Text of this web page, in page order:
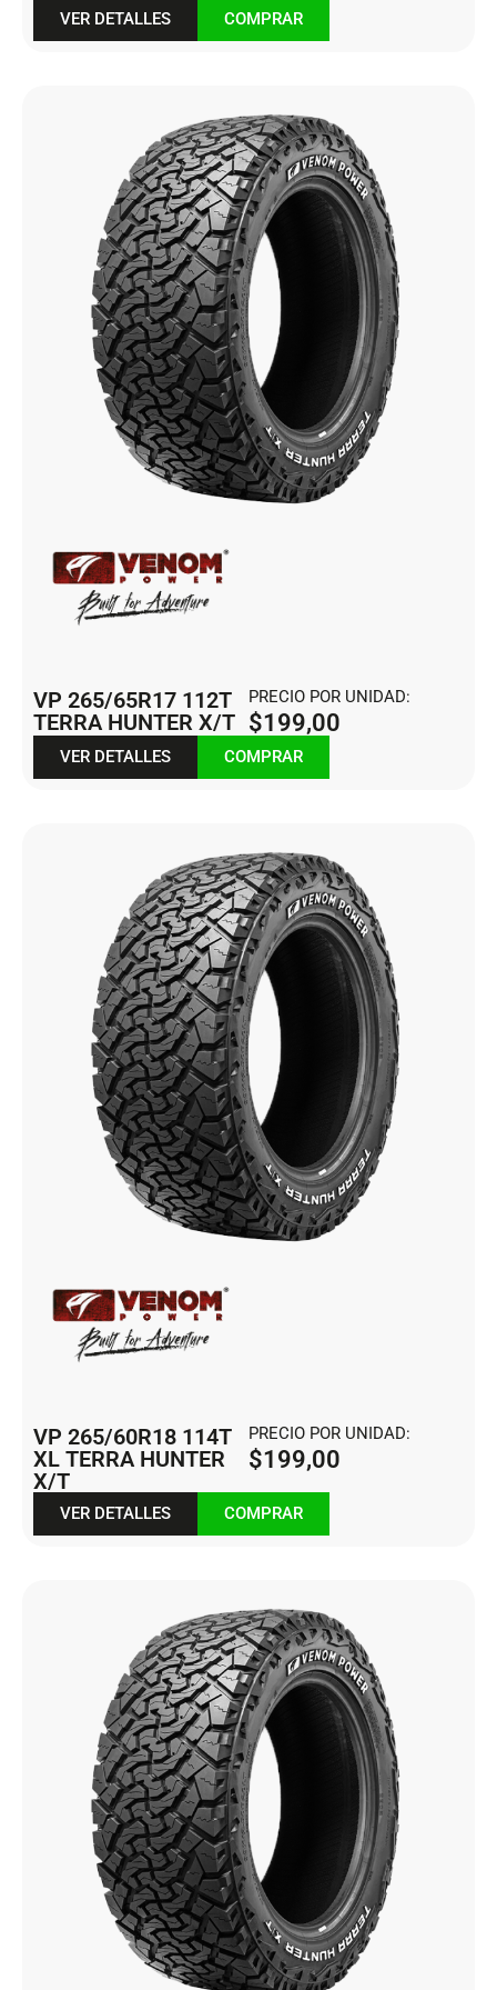
VER DETALLES COMPRAR
VP 265/65R17 112T
TERRA HUNTER X/T
PRECIO POR UNIDAD:
$199,00
VER DETALLES COMPRAR
VP 265/60R18 114T
XL TERRA HUNTER
X/T
PRECIO POR UNIDAD:
$199,00
VER DETALLES COMPRAR